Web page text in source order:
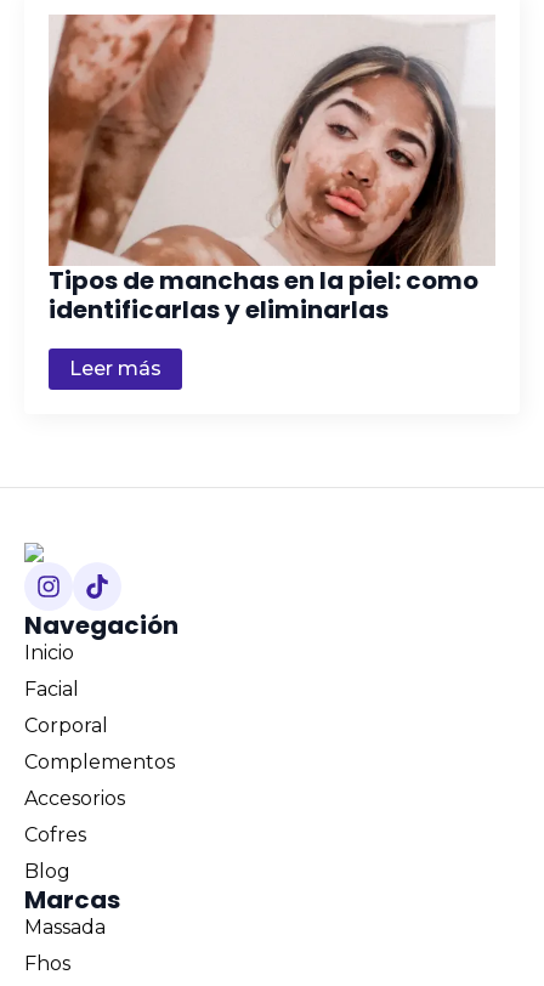
Tipos de manchas en la piel: como
identificarlas y eliminarlas
Leer más
Navegación
Inicio
Facial
Corporal
Complementos
Accesorios
Cofres
Blog
Marcas
Massada
Fhos